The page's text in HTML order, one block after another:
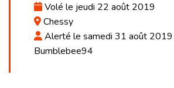
Volé le jeudi 22 août 2019
Chessy
Alerté le samedi 31 août 2019
Bumblebee94